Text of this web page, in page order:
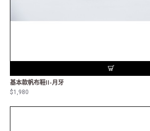
基本款帆布鞋II-月牙
$1,980